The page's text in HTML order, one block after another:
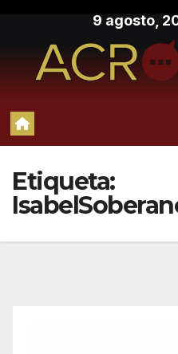
contenido
9 agosto,
Etiqueta: